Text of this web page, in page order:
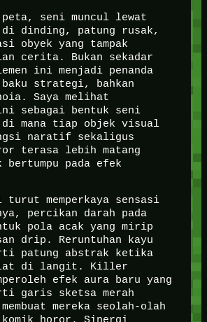
peta, seni muncul lewat
di dinding, patung rusak,
obyek yang tampak
cerita. Bukan sekadar
ini menjadi penanda
strategi, bahkan
Saya melihat
sebagai bentuk seni
di mana tiap objek visual
naratif sekaligus
terasa lebih matang
bertumpu pada efek
memperkaya sensasi
percikan darah pada
pola acak yang mirip
drip. Reruntuhan kayu
patung abstrak ketika
di langit. Killer
efek aura baru yang
garis sketsa merah
membuat mereka seolah-olah